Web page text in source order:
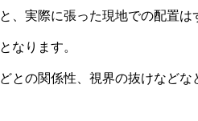
、実際に張った現地での配置は
なります。
との関係性、視界の抜けなどな